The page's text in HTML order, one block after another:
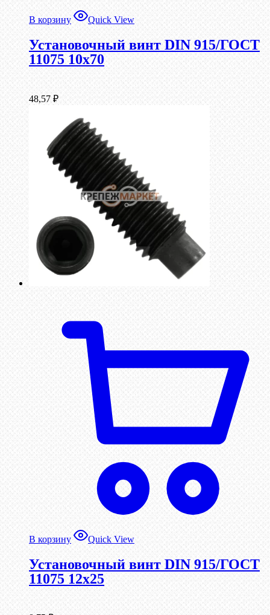
В корзину Quick View
Установочный винт DIN 915/ГОСТ
11075 10х70
48,57 ₽
В корзину Quick View
Установочный винт DIN 915/ГОСТ
11075 12х25